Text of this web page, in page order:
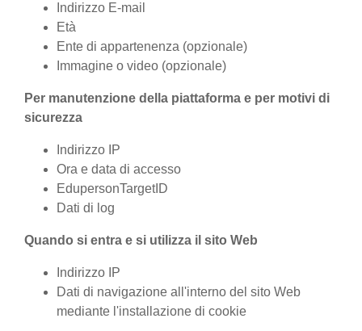
Indirizzo E-mail
Età
Ente di appartenenza (opzionale)
Immagine o video (opzionale)
Per manutenzione della piattaforma e per motivi di
sicurezza
Indirizzo IP
Ora e data di accesso
EdupersonTargetID
Dati di log
Quando si entra e si utilizza il sito Web
Indirizzo IP
Dati di navigazione all'interno del sito Web
mediante l'installazione di cookie